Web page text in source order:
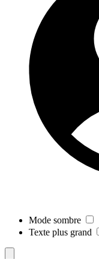
Mode sombre
Texte plus grand